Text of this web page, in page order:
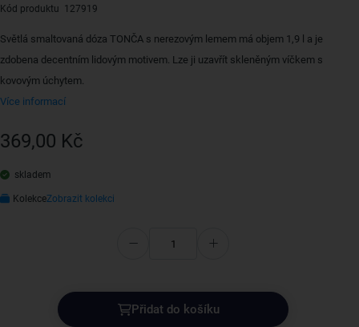
Kód produktu 127919
Světlá smaltovaná dóza TONČA s nerezovým lemem má objem 1,9 l a je
zdobena decentním lidovým motivem. Lze ji uzavřít skleněným víčkem s
kovovým úchytem.
Více informací
369,00 Kč
skladem
KolekceZobrazit kolekci
Přidat do košíku